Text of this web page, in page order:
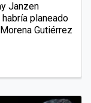
Janzen
planeado
Gutiérrez